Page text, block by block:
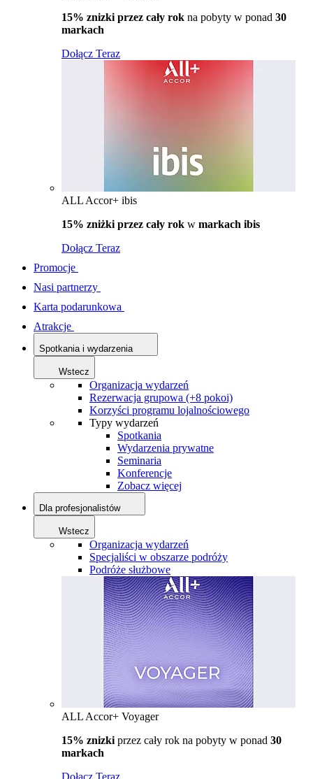
15% znizki przez cały rok na pobyty w ponad 30
markach
Dołącz Teraz
ALL Accor+ ibis
15% zniżki przez cały rok w markach ibis
Dołącz Teraz
Promocje
Nasi partnerzy
Karta podarunkowa
Atrakcje
Spotkania i wydarzenia
Wstecz
Organizacja wydarzeń
Rezerwacja grupowa (+8 pokoi)
Korzyści programu lojalnościowego
Typy wydarzeń
Spotkania
Wydarzenia prywatne
Seminaria
Konferencje
Zobacz więcej
Dla profesjonalistów
Wstecz
Organizacja wydarzeń
Specjaliści w obszarze podróży
Podróże służbowe
ALL Accor+ Voyager
15% znizki przez cały rok na pobyty w ponad 30
markach
Dołącz Teraz